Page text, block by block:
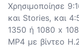
Χρησιμοποίησε
και Stories, και
1350 ή 1080 x
MP4 με βίντεο